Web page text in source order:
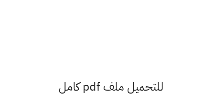
للتحميل ملف pdf كامل